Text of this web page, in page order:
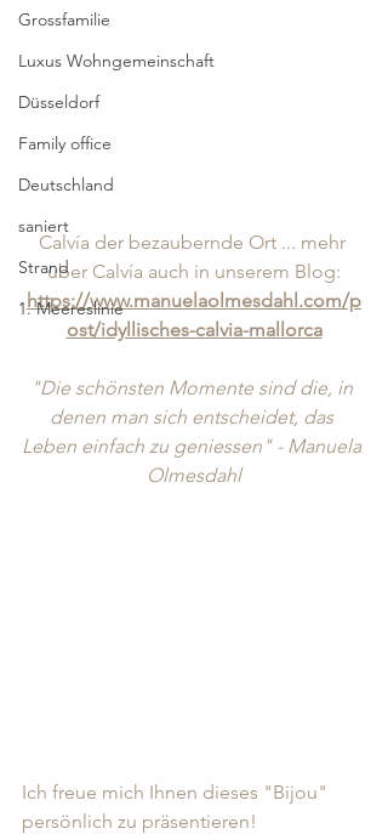
Grossfamilie
Luxus Wohngemeinschaft
Düsseldorf
Family office
Deutschland
saniert
Strand
1. Meereslinie
Calvía der bezaubernde Ort ... mehr
über Calvía auch in unserem Blog:
https://www.manuelaolmesdahl.com/p
ost/idyllisches-calvia-mallorca
"Die schönsten Momente sind die, in
denen man sich entscheidet, das
Leben einfach zu geniessen" - Manuela
Olmesdahl
Ich freue mich Ihnen dieses "Bijou"
persönlich zu präsentieren!